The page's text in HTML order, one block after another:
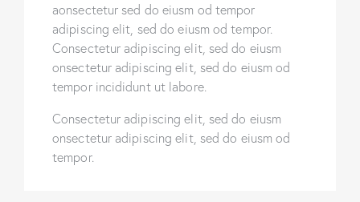
aonsectetur sed do eiusm od tempor
adipiscing elit, sed do eiusm od tempor.
Consectetur adipiscing elit, sed do eiusm
onsectetur adipiscing elit, sed do eiusm od
tempor incididunt ut labore.
Consectetur adipiscing elit, sed do eiusm
onsectetur adipiscing elit, sed do eiusm od
tempor.